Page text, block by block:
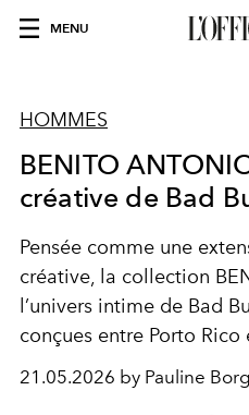
MENU
HOMMES
BENITO
créative de Bad
Pensée comme une
créative, la collection
l’univers intime de Bad
conçues entre Porto
21.05.2026 by Pauline